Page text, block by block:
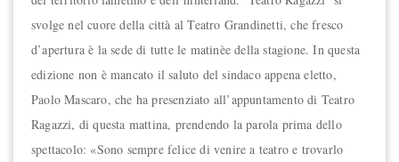
svolge nel cuore della città al Teatro Grandinetti, che fresco
d’apertura è la sede di tutte le matinèe della stagione. In questa
edizione non è mancato il saluto del sindaco appena eletto,
Paolo Mascaro, che ha presenziato all’appuntamento di Teatro
Ragazzi, di questa mattina, prendendo la parola prima dello
spettacolo: «Sono sempre felice di venire a teatro e trovarlo